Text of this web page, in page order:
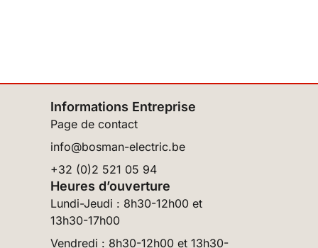
Informations Entreprise
Page de contact
info@bosman-electric.be
+32 (0)2 521 05 94
Heures d’ouverture
Lundi-Jeudi : 8h30-12h00 et
13h30-17h00
Vendredi : 8h30-12h00 et 13h30-